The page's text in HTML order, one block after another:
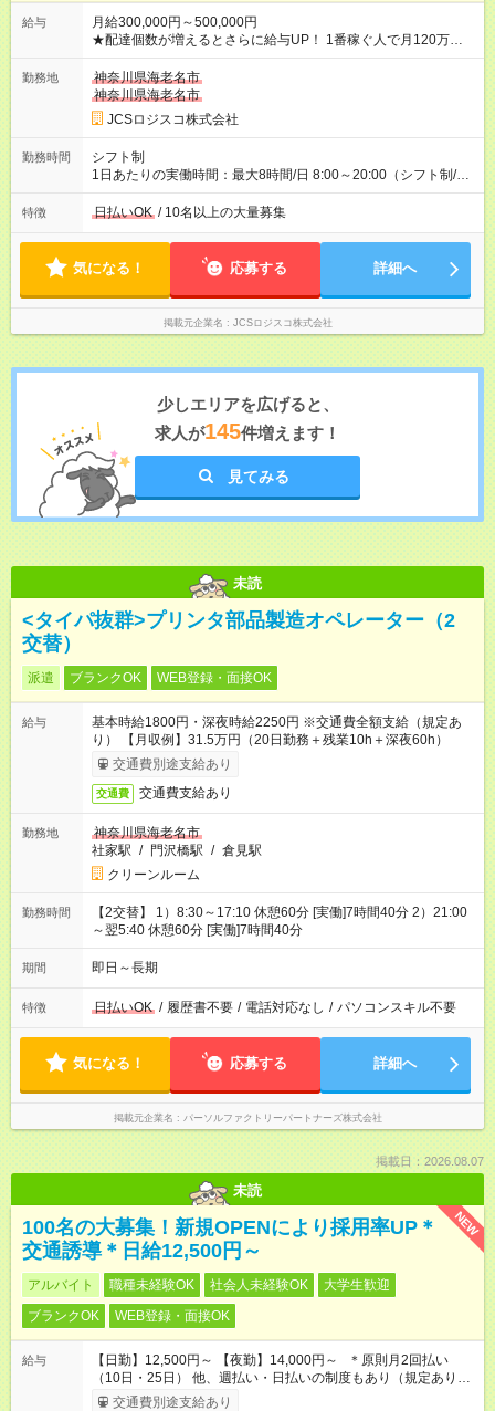
給与
月給300,000円～500,000円
★配達個数が増えるとさらに給与UP！ 1番稼ぐ人で月120万ほ
ど！ ・主要都市エリア 月収55万円／週5日稼働 月収65万~112
万円／週6日稼働 ・地方郊外エリア 月収40万円／週5日稼働 月
収40万円~50万円／週6日稼働 ＜モデルイメージ＞ ■月収50万
円 (27歳男性/江東区在住)※元建築関係 1日150個配達×25日勤務
(日休み) ■月収80万円(43歳男性/墨田区在住)※元営業 1日200個
勤務地
神奈川県海老名市
神奈川県海老名市
JCSロジスコ株式会社
勤務時間
シフト制
1日あたりの実働時間：最大8時間/日 8:00～20:00（シフト制/実
働8時間） ※週5日勤務（場所次第では週4も有り） ※配達状況に
よって時間外での勤務可能性有り ※案件により多少の前後あり
特徴 日払いOK / 10名以上の大量募集
気になる！ 応募する 詳細へ
掲載元企業名 JCSロジスコ株式会社
少しエリアを広げると、
求人が145件増えます！
見てみる
未読
<タイパ抜群>プリンタ部品製造オペレーター（2
交替）
派遣 ブランクOK WEB登録・面接OK
給与
基本時給1800円・深夜時給2250円 ※交通費全額支給（規定あ
り） 【月収例】31.5万円（20日勤務＋残業10h＋深夜60h）
交通費別途支給あり
交通費 交通費支給あり
勤務地
神奈川県海老名市
社家駅 / 門沢橋駅 / 倉見駅
クリーンルーム
勤務時間
【2交替】 1）8:30～17:10 休憩60分 [実働]7時間40分 2）21:00
～翌5:40 休憩60分 [実働]7時間40分
期間 即日～長期
特徴 日払いOK / 履歴書不要 / 電話対応なし / パソコンスキル不要
気になる！ 応募する 詳細へ
掲載元企業名 パーソルファクトリーパートナーズ株式会社
掲載日：2026.08.07
未読
NEW
100名の大募集！新規OPENにより採用率UP＊
交通誘導＊日給12,500円～
アルバイト 職種未経験OK 社会人未経験OK
大学生歓迎
ブランクOK
WEB登録・面接OK
給与
【日勤】12,500円～ 【夜勤】14,000円～ ＊原則月2回払い
（10日・25日） 他、週払い・日払いの制度もあり（規定あり）
＃日収1万円以上
交通費別途支給あり